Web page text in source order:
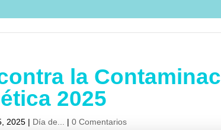
la
2025
2025 | Día de... |0 Comentarios